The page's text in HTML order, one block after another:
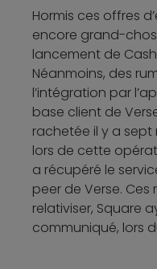
Hormis ces offres
encore grand-
lancement de
Néanmoins, des
l’intégration par
base client de
rachetée il y a sept
lors de cette
a récupéré le
peer de Verse.
relativiser, Square
communiqué, lors